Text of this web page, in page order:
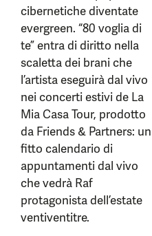
cibernetiche diventate
evergreen. “80 voglia di
te” entra di diritto nella
scaletta dei brani che
l’artista eseguirà dal vivo
nei concerti estivi de La
Mia Casa Tour, prodotto
da Friends & Partners: un
fitto calendario di
appuntamenti dal vivo
che vedrà Raf
protagonista dell’estate
ventiventitre.